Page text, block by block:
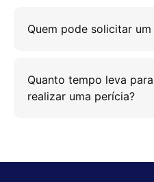
Quem pode solicitar
Quanto tempo leva
realizar uma perícia?